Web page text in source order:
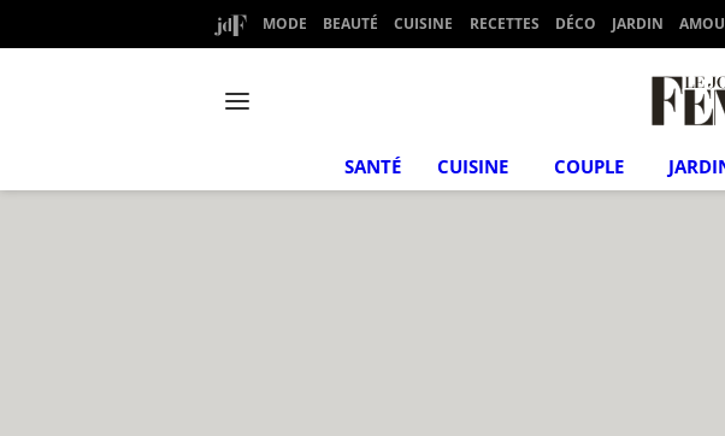
MODE BEAUTÉ CUISINE RECETTES DÉCO JARDIN
SANTÉ CUISINE COUPLE